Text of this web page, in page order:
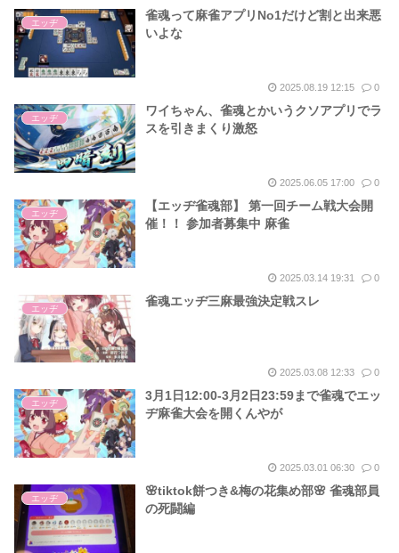
エッヂ
雀魂って麻雀アプリNo1だけど割と出来悪
いよな
2025.08.19 12:15 0
エッヂ
ワイちゃん、雀魂とかいうクソアプリでラ
スを引きまくり激怒
2025.06.05 17:00 0
エッヂ
【エッヂ雀魂部】 第一回チーム戦大会開
催！！ 参加者募集中 麻雀
2025.03.14 19:31 0
エッヂ
雀魂エッヂ三麻最強決定戦スレ
2025.03.08 12:33 0
エッヂ
3月1日12:00-3月2日23:59まで雀魂でエッ
ヂ麻雀大会を開くんやが
2025.03.01 06:30 0
エッヂ
🌸tiktok餅つき&梅の花集め部🌸 雀魂部員
の死闘編